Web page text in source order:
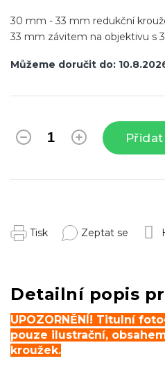
Můžeme doručit do:
30 mm - 33 mm redukční
33 mm závitem na objektivu s
Tisk Zeptat se
Detailní popis
UPOZORNĚNÍ! Titulní
pouze ilustrační,
kroužek.